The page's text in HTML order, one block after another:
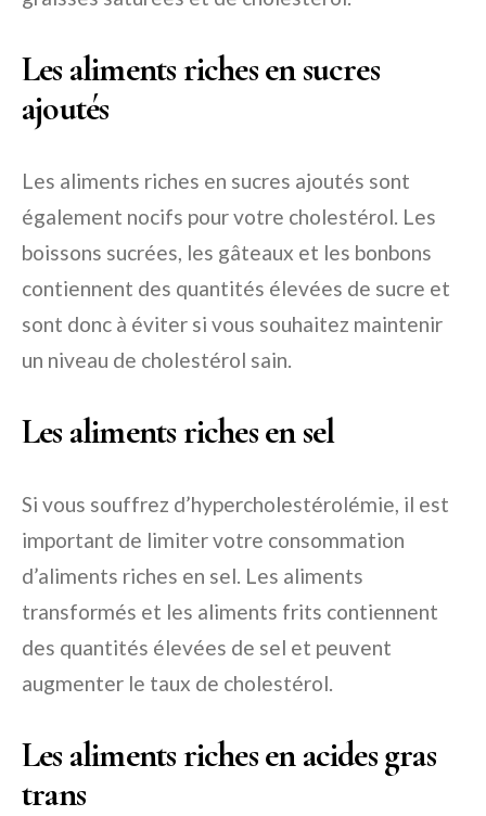
Les aliments riches en sucres
ajoutés
Les aliments riches en sucres ajoutés sont
également nocifs pour votre cholestérol. Les
boissons sucrées, les gâteaux et les bonbons
contiennent des quantités élevées de sucre et
sont donc à éviter si vous souhaitez maintenir
un niveau de cholestérol sain.
Les aliments riches en sel
Si vous souffrez d’hypercholestérolémie, il est
important de limiter votre consommation
d’aliments riches en sel. Les aliments
transformés et les aliments frits contiennent
des quantités élevées de sel et peuvent
augmenter le taux de cholestérol.
Les aliments riches en acides gras
trans